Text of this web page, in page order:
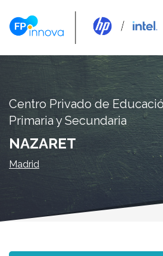
Centro Privado de
Primaria y Secundaria
NAZARET
Madrid